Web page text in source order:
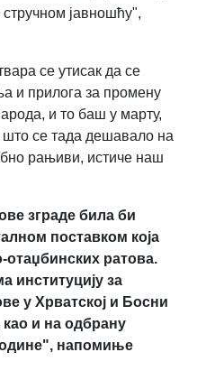
стручном јавношћу",
се утисак да се
и прилога за промену
и то баш у марту,
што се тада дешавало на
рањиви, истиче наш
зграде била би
поставком која
ратова.
институцију за
у Хрватској и Босни
и на одбрану
напомиње